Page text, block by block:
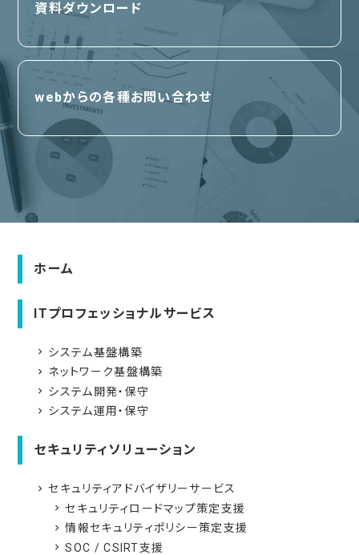
資料ダウンロード
webからの各種お問い合わせ
ホーム
ITプロフェッショナルサービス
navigate_next システム基盤構築
navigate_next ネットワーク基盤構築
navigate_next システム開発・保守
navigate_next システム運用・保守
セキュリティソリューション
navigate_next セキュリティアドバイザリーサービス
navigate_next セキュリティロードマップ策定支援
navigate_next 情報セキュリティポリシー策定支援
navigate_next SOC / CSIRT支援